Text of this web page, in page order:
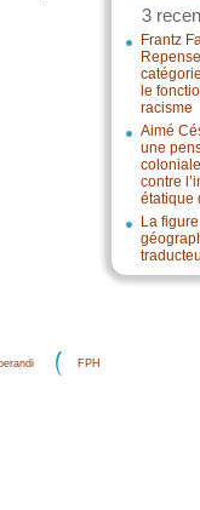
3
Frantz
le
racisme
Aimé
une
contre
étatique
La
FPH